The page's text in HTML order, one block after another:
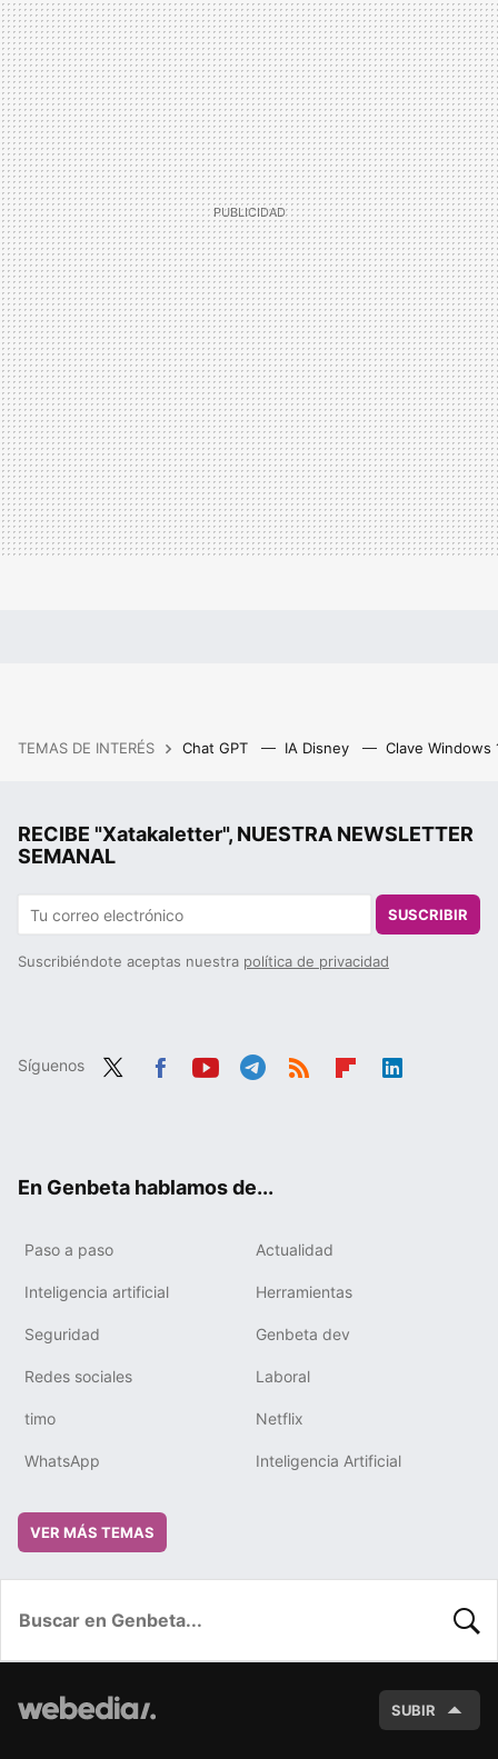
TEMAS DE INTERÉS Chat GPT IA Disney Clave Windows
RECIBE "Xatakaletter", NUESTRA NEWSLETTER
SEMANAL
SUSCRIBIR
Suscribiéndote aceptas nuestra política de privacidad
Síguenos
En Genbeta hablamos de...
Paso a paso Actualidad
Inteligencia artificial Herramientas
Seguridad Genbeta dev
Redes sociales Laboral
timo Netflix
WhatsApp Inteligencia Artificial
VER MÁS TEMAS
SUBIR